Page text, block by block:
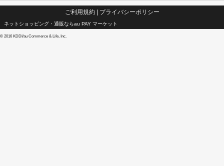
ご利用規約| プライバシーポリシー
ネットショッピング・通販ならau PAY マーケット
© 2016 KDDI/au Commerce & Life, Inc.